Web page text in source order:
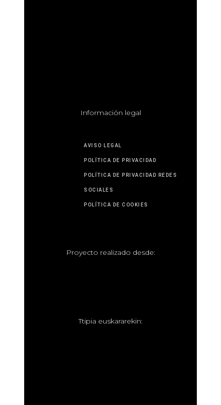
Información legal
AVISO LEGAL
POLÍTICA DE PRIVACIDAD
POLÍTICA DE PRIVACIDAD REDES
SOCIALES
POLÍTICA DE COOKIES
Proyecto realizado desde:
Ttipia euskararekin: